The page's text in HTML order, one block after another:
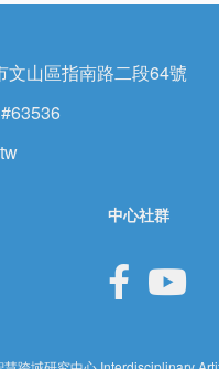
文山區指南路二段64號
中心社群